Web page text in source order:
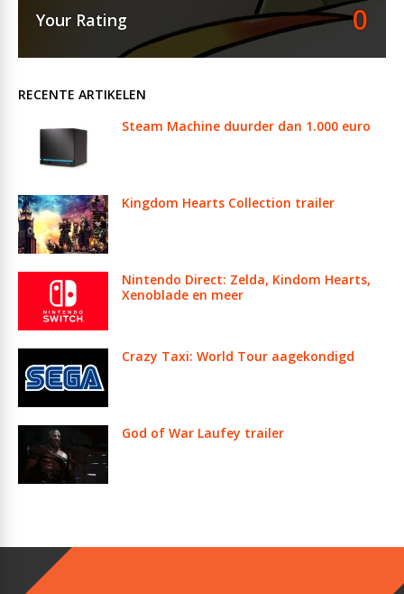
Your Rating 0
RECENTE ARTIKELEN
Steam Machine duurder dan 1.000 euro
Kingdom Hearts Collection trailer
Nintendo Direct: Zelda, Kindom Hearts,
Xenoblade en meer
Crazy Taxi: World Tour aagekondigd
God of War Laufey trailer